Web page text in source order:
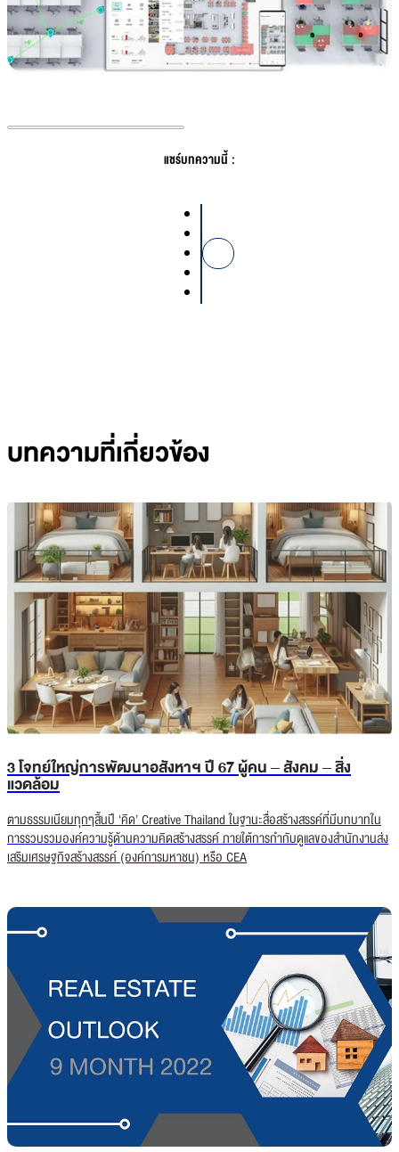
บทความที่เกี่ยวข้อง
3 โจทย์ใหญ่การพัฒนาอสังหาฯ ปี 67 ผู้คน – สังคม – สิ่ง
แวดล้อม
ตามธรรมเนียมทุกๆสิ้นปี ‘คิด’ Creative Thailand ในฐานะสื่อสร้างสรรค์ที่มีบทบาทใน
การรวบรวมองค์ความรู้ด้านความคิดสร้างสรรค์ ภายใต้การกำกับดูแลของสำนักงานส่ง
เสริมเศรษฐกิจสร้างสรรค์ (องค์การมหาชน) หรือ CEA
แชร์บทความนี้ :